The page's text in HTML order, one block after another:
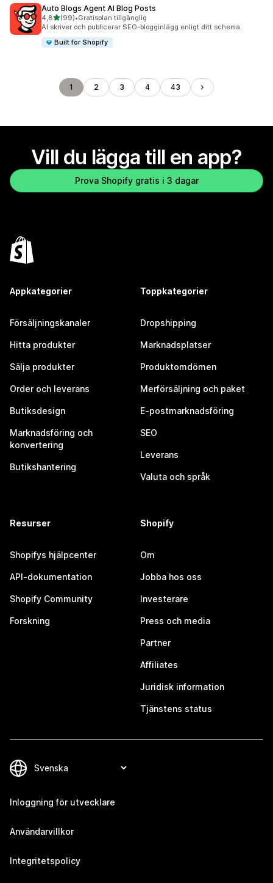
Auto Blogs Agent AI Blog Posts
4,8av 5 stjärnor
(99)
99 recensioner totalt
•Gratisplan tillgänglig
AI skriver och publicerar SEO-blogginlägg enligt ditt schema.
Built for Shopify
1 2 3 4 43
Vill du lägga till en app?
Prova Shopify gratis i 3 dagar
Appkategorier
Försäljningskanaler
Hitta produkter
Sälja produkter
Order och leverans
Butiksdesign
Marknadsföring och
konvertering
Butikshantering
Toppkategorier
Dropshipping
Marknadsplatser
Produktomdömen
Merförsäljning och paket
E-postmarknadsföring
SEO
Leverans
Valuta och språk
Resurser
Shopifys hjälpcenter
API-dokumentation
Shopify Community
Forskning
Shopify
Om
Jobba hos oss
Investerare
Press och media
Partner
Affiliates
Juridisk information
Tjänstens status
Inloggning för utvecklare
Användarvillkor
Integritetspolicy